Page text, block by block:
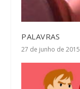
PALAVRAS
27 de junho de 2015